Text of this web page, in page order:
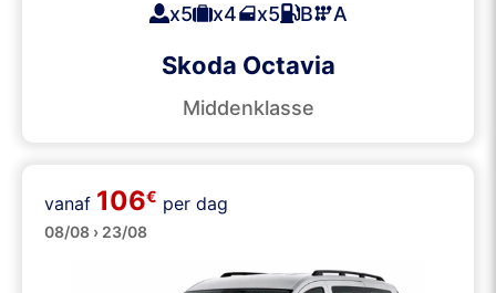
x5 x4 x5 B A
Skoda Octavia
Middenklasse
Personenbusjes
vanaf 106€ per dag
08/08 › 23/08